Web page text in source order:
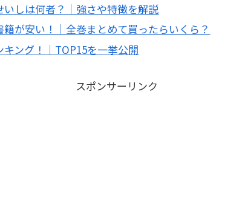
しは何者？｜強さや特徴を解説
が安い！｜全巻まとめて買ったらいくら？
ング！｜TOP15を一挙公開
スポンサーリンク